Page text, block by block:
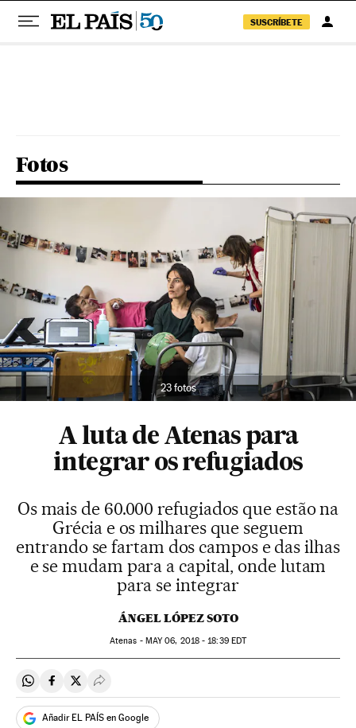
SUSCRÍBETE
Fotos
23 fotos
A luta de Atenas para
integrar os refugiados
Os mais de 60.000 refugiados que estão na
Grécia e os milhares que seguem
entrando se fartam dos campos e das ilhas
e se mudam para a capital, onde lutam
para se integrar
ÁNGEL LÓPEZ SOTO
Atenas - MAY06, 2018 - 18:39EDT
Compartir en Whatsapp
Compartir en Facebook
Compartir en Twitter
Desplegar Redes Sociales
Añadir EL PAÍS en Google